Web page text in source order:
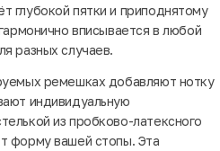
глубокой пятки и приподнятому
вписывается в любой
разных случаев.
ремешках добавляют нотку
индивидуальную
из пробково-латексного
форму вашей стопы. Эта